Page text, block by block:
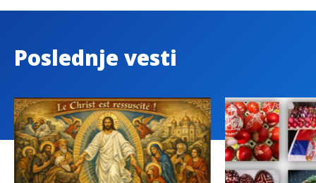
Poslednje vesti